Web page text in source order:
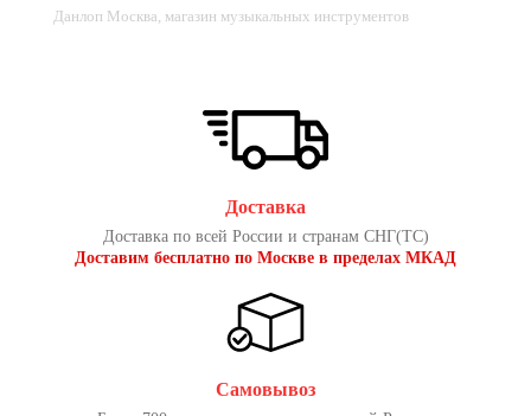
Данлоп Москва, магазин музыкальных инструментов
Доставка
Доставка по всей России и странам СНГ(ТС)
Доставим бесплатно по Москве в пределах МКАД
Самовывоз